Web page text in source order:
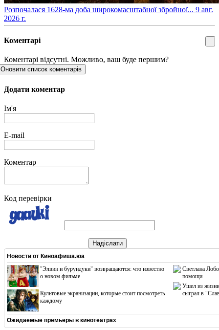
​Розпочалася 1628-ма доба широкомасштабної збройної... 9 авг.
2026 г.
Коментарі
Коментарі відсутні. Можливо, ваш буде першим?
Оновити список коментарів
Додати коментар
Ім'я
E-mail
Коментар
Код перевірки
Надіслати
Новости от Киноафиша.юа
"Элвин и бурундуки" возвращаются: что известно
о новом фильме
Культовые экранизации, которые стоит посмотреть
каждому
Светлана
помощи
Ушел из жизни
сыграл в
Ожидаемые премьеры в кинотеатрах